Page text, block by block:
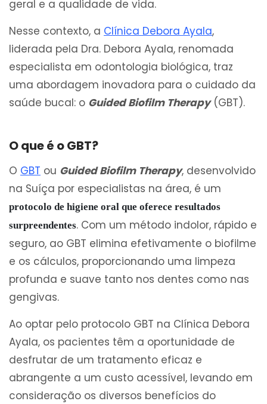
geral e a qualidade de vida.
Nesse contexto, a Clínica Debora Ayala,
liderada pela Dra. Debora Ayala, renomada
especialista em odontologia biológica, traz
uma abordagem inovadora para o cuidado da
saúde bucal: o Guided Biofilm Therapy(GBT).
O que é o GBT?
O GBT ou Guided Biofilm Therapy, desenvolvido
na Suíça por especialistas na área, é um
protocolo de higiene oral que oferece resultados
surpreendentes. Com um método indolor, rápido e
seguro, ao GBT elimina efetivamente o biofilme
e os cálculos, proporcionando uma limpeza
profunda e suave tanto nos dentes como nas
gengivas.
Ao optar pelo protocolo GBT na Clínica Debora
Ayala, os pacientes têm a oportunidade de
desfrutar de um tratamento eficaz e
abrangente a um custo acessível, levando em
consideração os diversos benefícios do